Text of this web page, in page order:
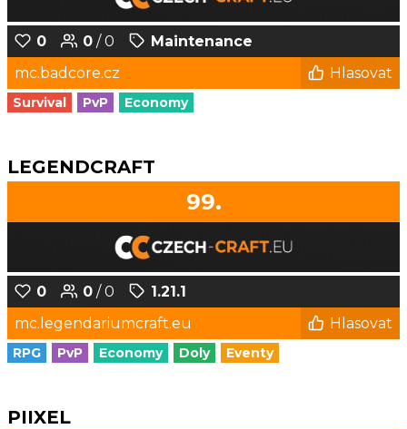
0 0 / 0
Maintenance
mc.badcore.cz
Hlasovat
Survival PvP Economy
LEGENDCRAFT
99.
0 0 / 0
1.21.1
mc.legendariumcraft.eu
Hlasovat
RPG PvP Economy Doly Eventy
PIIXEL